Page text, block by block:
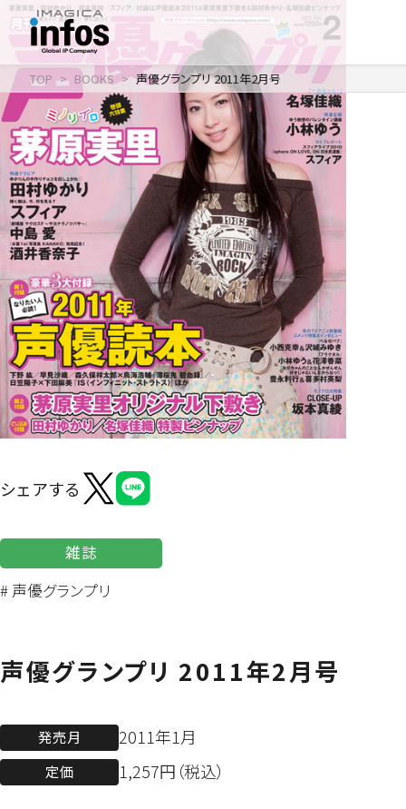
IP / MEDIA
事業紹介 TOP
出版事業
ライトアニメ事業
メディア事業
イベント事業／
配信事業
アパレル事業
COMPANY
会社情報 TOP
企業理念
会社概要
アクセス
沿革
RECRUIT
採用情報 TOP
新卒採用
中途・
アルバイト採用
よくあるご質問
ONLINE SHOP
TOP BOOKS 声優グランプリ 2011年2月号
シェアする
雑誌
# 声優グランプリ
声優グランプリ 2011年2月号
発売月 2011年1月
定価 1,257円（税込）